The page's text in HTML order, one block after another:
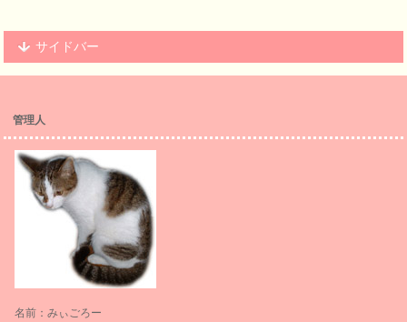
サイドバー
管理人
名前：みぃごろー